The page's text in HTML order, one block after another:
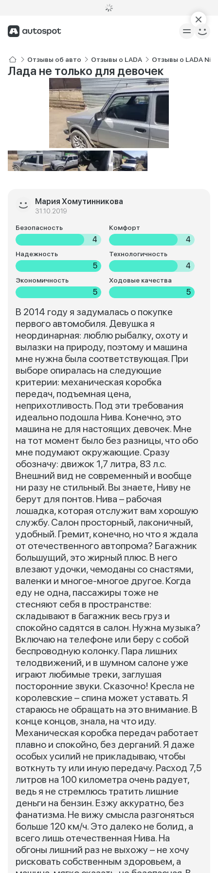
Отзывы об авто Отзывы о LADA Отзывы о LADA
Лада не только для девочек
Мария Хомутинникова
31.10.2019
Безопасность
4
Комфорт
4
Надежность
5
Технологичность
4
Экономичность
5
Ходовые качества
5
В 2014 году я задумалась о покупке
первого автомобиля. Девушка я
неординарная: люблю рыбалку, охоту и
вылазки на природу, поэтому и машина
мне нужна была соответствующая. При
выборе опиралась на следующие
критерии: механическая коробка
передач, подъемная цена,
неприхотливость. Под эти требования
идеально подошла Нива. Конечно, это
машина не для настоящих девочек. Мне
на тот момент было без разницы, что обо
мне подумают окружающие. Сразу
обозначу: движок 1,7 литра, 83 л.с.
Внешний вид не современный и вообще
ни разу не стильный. Вы знаете, Ниву не
берут для понтов. Нива – рабочая
лошадка, которая отслужит вам хорошую
службу. Салон просторный, лаконичный,
удобный. Гремит, конечно, но что я ждала
от отечественного автопрома? Багажник
большущий, это жирный плюс. В него
влезают удочки, чемоданы со снастями,
валенки и многое-многое другое. Когда
еду не одна, пассажиры тоже не
стесняют себя в пространстве:
складывают в багажник весь груз и
спокойно садятся в салон. Нужна музыка?
Включаю на телефоне или беру с собой
беспроводную колонку. Пара лишних
телодвижений, и в шумном салоне уже
играют любимые треки, заглушая
посторонние звуки. Сказочно! Кресла не
королевские – спина может уставать. Я
стараюсь не обращать на это внимание. В
конце концов, знала, на что иду.
Механическая коробка передач работает
плавно и спокойно, без дерганий. Я даже
особых усилий не прикладываю, чтобы
воткнуть ту или иную передачу. Расход 7,5
литров на 100 километра очень радует,
ведь я не стремлюсь тратить лишние
деньги на бензин. Езжу аккуратно, без
фанатизма. Не вижу смысла разгоняться
больше 120 км/ч. Это далеко не болид, а
всего лишь отечественная Нива. На
обгоны лишний раз не выхожу – не хочу
рисковать собственным здоровьем, а